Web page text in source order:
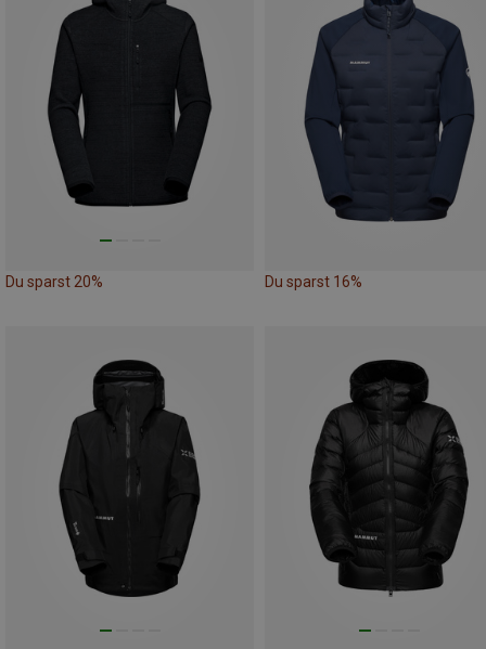
Du sparst 20% Du sparst 16%